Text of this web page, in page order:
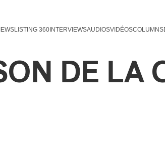
LISTING 360 INTERVIEWSAUDIOSVIDÉOSCOLUMNS
DE LA